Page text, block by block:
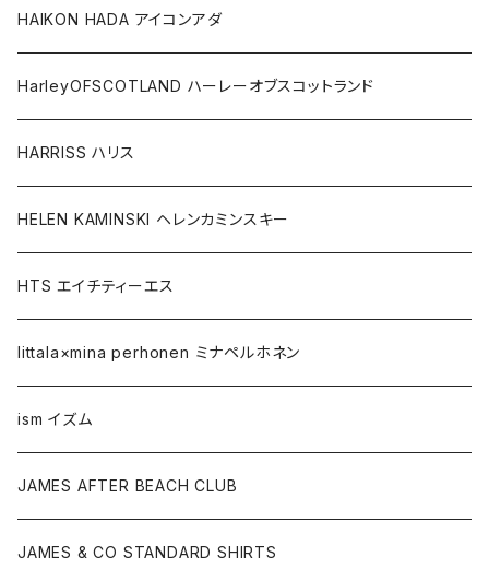
HAIKON HADA アイコンアダ
HarleyOFSCOTLAND ハーレーオブスコットランド
HARRISS ハリス
HELEN KAMINSKI ヘレンカミンスキー
HTS エイチティーエス
Iittala×mina perhonen ミナペルホネン
ism イズム
JAMES AFTER BEACH CLUB
JAMES & CO STANDARD SHIRTS